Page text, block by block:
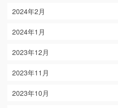
2024年2月
2024年1月
2023年12月
2023年11月
2023年10月